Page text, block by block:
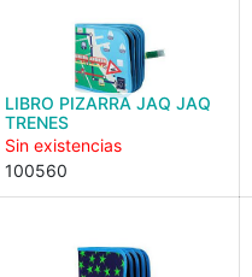
LIBRO PIZARRA JAQ JAQ
TRENES
Sin existencias
100560